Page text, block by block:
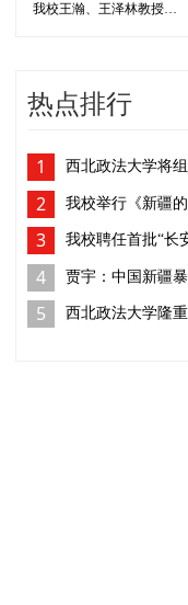
我校王瀚、王泽林教授出席2026海洋治理与发展学术论坛
热点排行
1
2
3 我校聘任首批“长
4 贾宇：中国新疆
5